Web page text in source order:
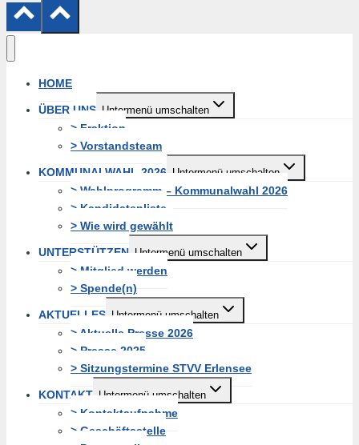
HOME
ÜBER UNS Untermenü umschalten
> Fraktion
> Vorstandsteam
KOMMUNALWAHL 2026 Untermenü umschalten
> Wahlprogramm – Kommunalwahl 2026
> Kandidatenliste
> Wie wird gewählt
UNTERSTÜTZEN Untermenü umschalten
> Mitglied werden
> Spende(n)
AKTUELLES Untermenü umschalten
> Aktuelle Presse 2026
> Presse 2025
> Sitzungstermine STVV Erlensee
KONTAKT Untermenü umschalten
> Kontaktaufnahme
> Geschäftsstelle